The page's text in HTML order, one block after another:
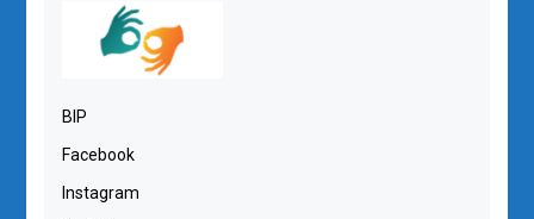
BIP
Facebook
Instagram